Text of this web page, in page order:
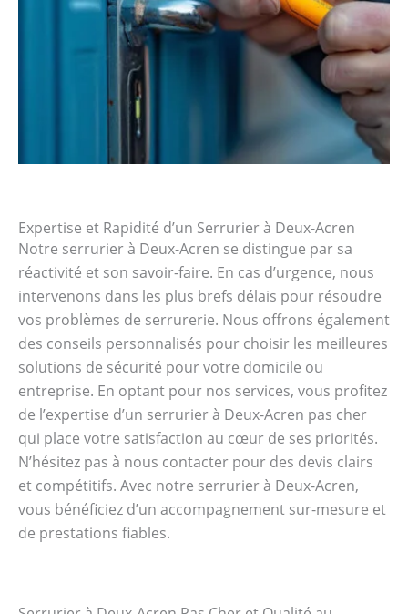
Expertise et Rapidité d’un Serrurier à Deux-Acren
Notre serrurier à Deux-Acren se distingue par sa
réactivité et son savoir-faire. En cas d’urgence, nous
intervenons dans les plus brefs délais pour résoudre
vos problèmes de serrurerie. Nous offrons également
des conseils personnalisés pour choisir les meilleures
solutions de sécurité pour votre domicile ou
entreprise. En optant pour nos services, vous profitez
de l’expertise d’un serrurier à Deux-Acren pas cher
qui place votre satisfaction au cœur de ses priorités.
N’hésitez pas à nous contacter pour des devis clairs
et compétitifs. Avec notre serrurier à Deux-Acren,
vous bénéficiez d’un accompagnement sur-mesure et
de prestations fiables.